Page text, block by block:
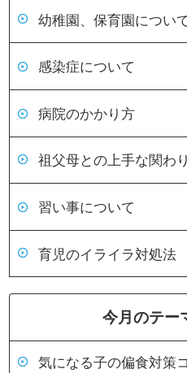
幼稚園、保育園につい
感染症について
病院のかかり方
祖父母との上手な関わ
習い事について
育児のイライラ対処法
今月のテー
気になる子の偏食対